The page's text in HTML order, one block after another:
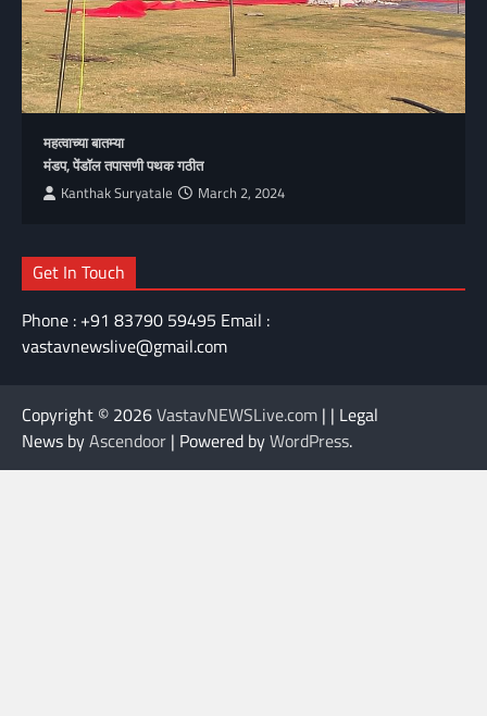
महत्वाच्या बातम्या
मंडप, पेंडॉल तपासणी पथक गठीत
Kanthak Suryatale March 2, 2024
Get In Touch
Phone : +91 83790 59495 Email :
vastavnewslive@gmail.com
Copyright © 2026VastavNEWSLive.com | | Legal
News byAscendoor | Powered byWordPress.